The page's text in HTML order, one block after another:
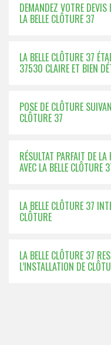
DEMANDEZ VOTRE
LA BELLE CLÔTURE 37
LA BELLE CLÔTURE 37
37530 CLAIRE ET BIEN
POSE DE CLÔTURE
CLÔTURE 37
RÉSULTAT PARFAIT DE
AVEC LA BELLE CLÔTURE
LA BELLE CLÔTURE 37
CLÔTURE
LA BELLE CLÔTURE 37
L’INSTALLATION DE